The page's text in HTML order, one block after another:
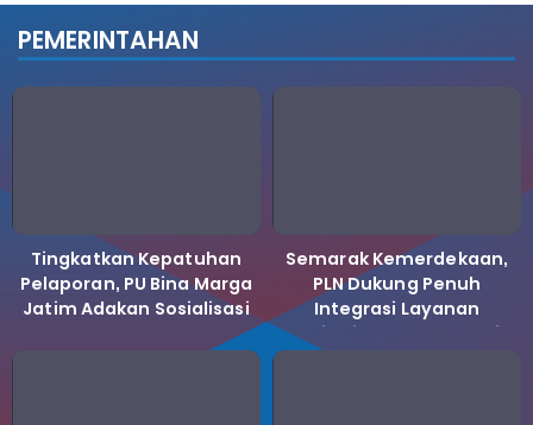
PEMERINTAHAN
Tingkatkan Kepatuhan
Pelaporan, PU Bina Marga
Jatim Adakan Sosialisasi
Semarak Kemerdekaan,
PLN Dukung Penuh
Integrasi Layanan
Kelistrikan ke Koperasi